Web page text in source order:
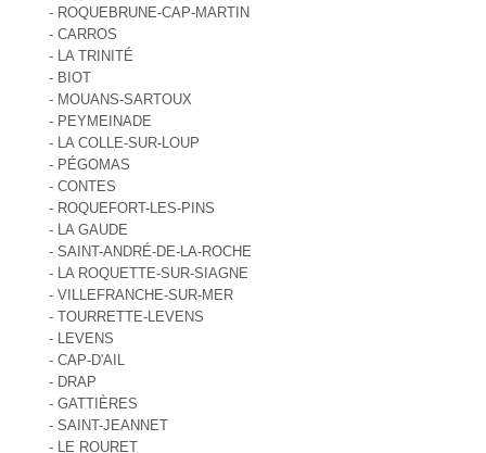
- ROQUEBRUNE-CAP-MARTIN
- CARROS
- LA TRINITÉ
- BIOT
- MOUANS-SARTOUX
- PEYMEINADE
- LA COLLE-SUR-LOUP
- PÉGOMAS
- CONTES
- ROQUEFORT-LES-PINS
- LA GAUDE
- SAINT-ANDRÉ-DE-LA-ROCHE
- LA ROQUETTE-SUR-SIAGNE
- VILLEFRANCHE-SUR-MER
- TOURRETTE-LEVENS
- LEVENS
- CAP-D'AIL
- DRAP
- GATTIÈRES
- SAINT-JEANNET
- LE ROURET